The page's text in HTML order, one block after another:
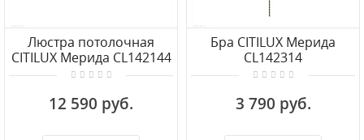
Люстра потолочная
CITILUX Мерида CL142144
12 590 руб.
Бра CITILUX Мерида
CL142314
3 790 руб.